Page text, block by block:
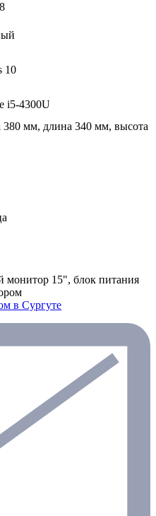
10
i5-4300U
мм, длина 340 мм, высота
монитор 15", блок питания
в Сургуте